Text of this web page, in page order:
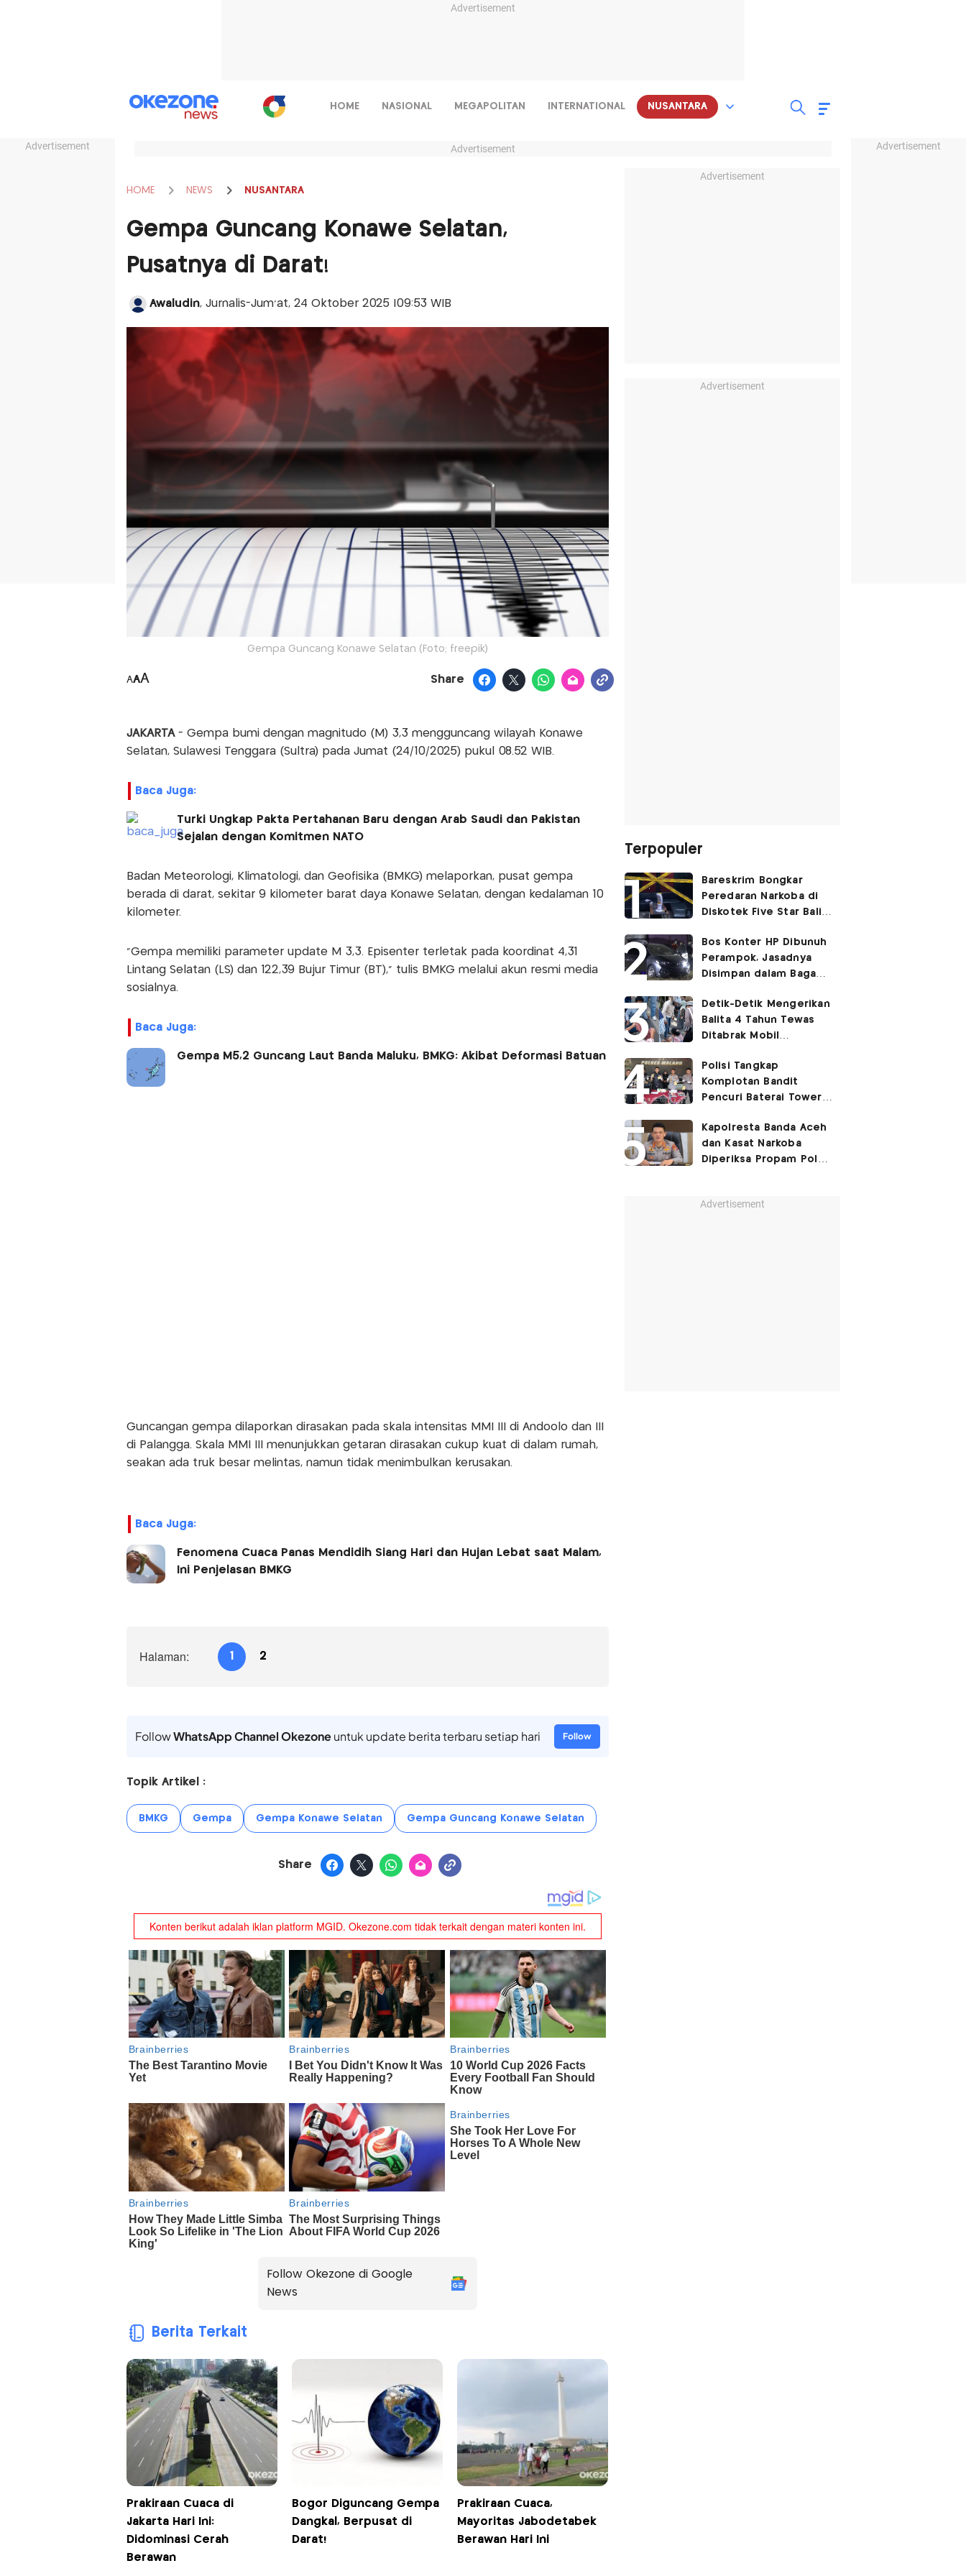
Advertisement
Advertisement Advertisement
HOME NASIONAL MEGAPOLITAN INTERNATIONAL NUSANTARA
Advertisement
HOME NEWS NUSANTARA
Gempa Guncang Konawe Selatan,
Pusatnya di Darat!
Awaludin, Jurnalis-Jum'at, 24 Oktober 2025 |09:53 WIB
Gempa Guncang Konawe Selatan (Foto; freepik)
AAA Share
JAKARTA- Gempa bumi dengan magnitudo (M) 3,3 mengguncang wilayah Konawe
Selatan, Sulawesi Tenggara (Sultra) pada Jumat (24/10/2025) pukul 08.52 WIB.
Baca Juga:
Turki Ungkap Pakta Pertahanan Baru dengan Arab Saudi dan Pakistan
Sejalan dengan Komitmen NATO
Badan Meteorologi, Klimatologi, dan Geofisika (BMKG) melaporkan, pusat gempa
berada di darat, sekitar 9 kilometer barat daya Konawe Selatan, dengan kedalaman 10
kilometer.
“Gempa memiliki parameter update M 3,3. Episenter terletak pada koordinat 4,31
Lintang Selatan (LS) dan 122,39 Bujur Timur (BT),” tulis BMKG melalui akun resmi media
sosialnya.
Baca Juga:
Gempa M5,2 Guncang Laut Banda Maluku, BMKG: Akibat Deformasi Batuan
Guncangan gempa dilaporkan dirasakan pada skala intensitas MMI III di Andoolo dan III
di Palangga. Skala MMI III menunjukkan getaran dirasakan cukup kuat di dalam rumah,
seakan ada truk besar melintas, namun tidak menimbulkan kerusakan.
Baca Juga:
Fenomena Cuaca Panas Mendidih Siang Hari dan Hujan Lebat saat Malam,
Ini Penjelasan BMKG
Halaman: 1 2
FollowWhatsApp Channel Okezoneuntuk update berita terbaru setiap hari Follow
Topik Artikel :
BMKG Gempa Gempa Konawe Selatan Gempa Guncang Konawe Selatan
Share
Follow Okezone di Google
News
Berita Terkait
Prakiraan Cuaca di
Jakarta Hari Ini:
Didominasi Cerah
Berawan
Bogor Diguncang Gempa
Dangkal, Berpusat di
Darat!
Prakiraan Cuaca,
Mayoritas Jabodetabek
Berawan Hari Ini
Advertisement
Advertisement
Terpopuler
Bareskrim Bongkar
Peredaran Narkoba di
Diskotek Five Star Bali,
Bos Konter HP Dibunuh
Perampok, Jasadnya
Disimpan dalam Bagasi
Detik-Detik Mengerikan
Balita 4 Tahun Tewas
Ditabrak Mobil
Polisi Tangkap
Komplotan Bandit
Pencuri Baterai Tower,
Juta
Kapolresta Banda Aceh
dan Kasat Narkoba
Diperiksa Propam Polri,
Advertisement